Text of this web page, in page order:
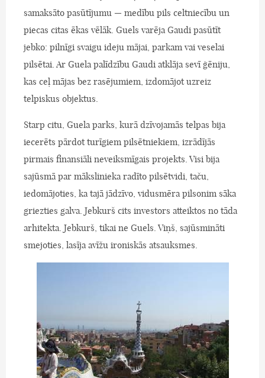
samaksāto pasūtījumu — medību pils celtniecību un
piecas citas ēkas vēlāk. Guels varēja Gaudi pasūtīt
jebko: pilnīgi svaigu ideju mājai, parkam vai veselai
pilsētai. Ar Guela palīdzību Gaudi atklāja sevī ģēniju,
kas ceļ mājas bez rasējumiem, izdomājot uzreiz
telpiskus objektus.
Starp citu, Guela parks, kurā dzīvojamās telpas bija
iecerēts pārdot turīgiem pilsētniekiem, izrādījās
pirmais finansiāli neveiksmīgais projekts. Visi bija
sajūsmā par mākslinieka radīto pilsētvidi, taču,
iedomājoties, ka tajā jādzīvo, vidusmēra pilsonim sāka
griezties galva. Jebkurš cits investors atteiktos no tāda
arhitekta. Jebkurš, tikai ne Guels. Viņš, sajūsmināti
smejoties, lasīja avīžu ironiskās atsauksmes.